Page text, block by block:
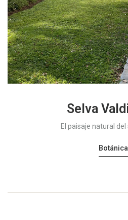
Selva
El paisaje natural del
Botánica